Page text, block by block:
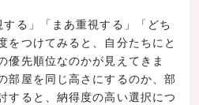
る」「まあ重視する」「どち
をつけてみると、自分たちにと
優先順位なのかが見えてきま
部屋を同じ高さにするのか、部
すると、納得度の高い選択につ